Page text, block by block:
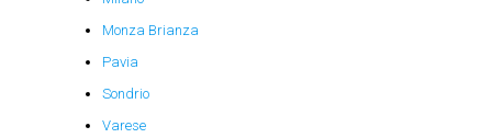
Monza Brianza
Pavia
Sondrio
Varese